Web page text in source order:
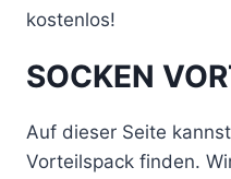
kostenlos!
SOCKEN
Auf dieser Seite
Vorteilspack finden.